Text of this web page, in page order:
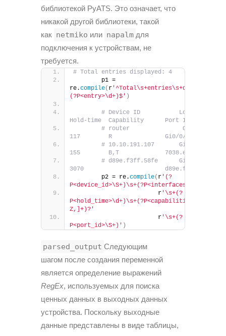
библиотекой PyATS. Это означает, что
никакой другой библиотеки, такой
как netmiko или napalm для
подключения к устройствам, не
требуется.
# Total entries displayed: 4
        p1 =
re.compile( r
(?P<entry>\d+)$' )
# Device ID           Local Intf
Hold-time  Capability      Port ID
# router               Gi1/0/52
117        R               Gi0/0/0
# 10.10.191.107       Gi1/0/14
155        B,T             7038.eeff.572d
# d89e.f3ff.58fe      Gi1/0/33
3070                       d89e.f3ff.58fe
        p2 = re.
compile( r '(?
P<device_id>\S+)\s+(?P<interfaces>\S+)'
                        r
'\s+(?
P<hold_time>\d+)\s+(?P<capabilities>[A-
Z,]+)?'
                        r
'\s+(?
P<port_id>\S+)' )
parsed_output Следующим
шагом после создания переменной
является определение выражений
RegEx, используемых для поиска
ценных данных в выходных данных
устройства. Поскольку выходные
данные представлены в виде таблицы,